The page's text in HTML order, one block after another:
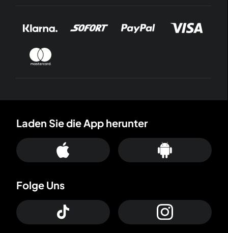
Laden Sie die App herunter
Folge Uns